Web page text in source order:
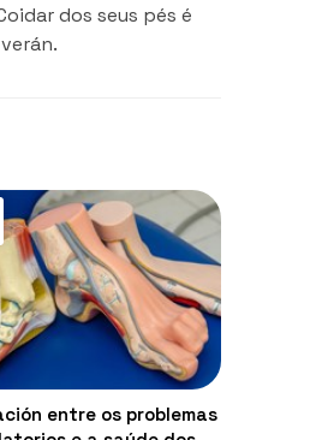
dos seus pés é
entre os problemas